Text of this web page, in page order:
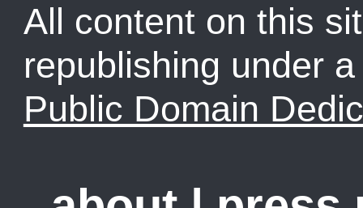
All content on this
republishing under
Public Domain